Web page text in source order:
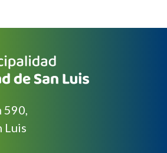
Luis